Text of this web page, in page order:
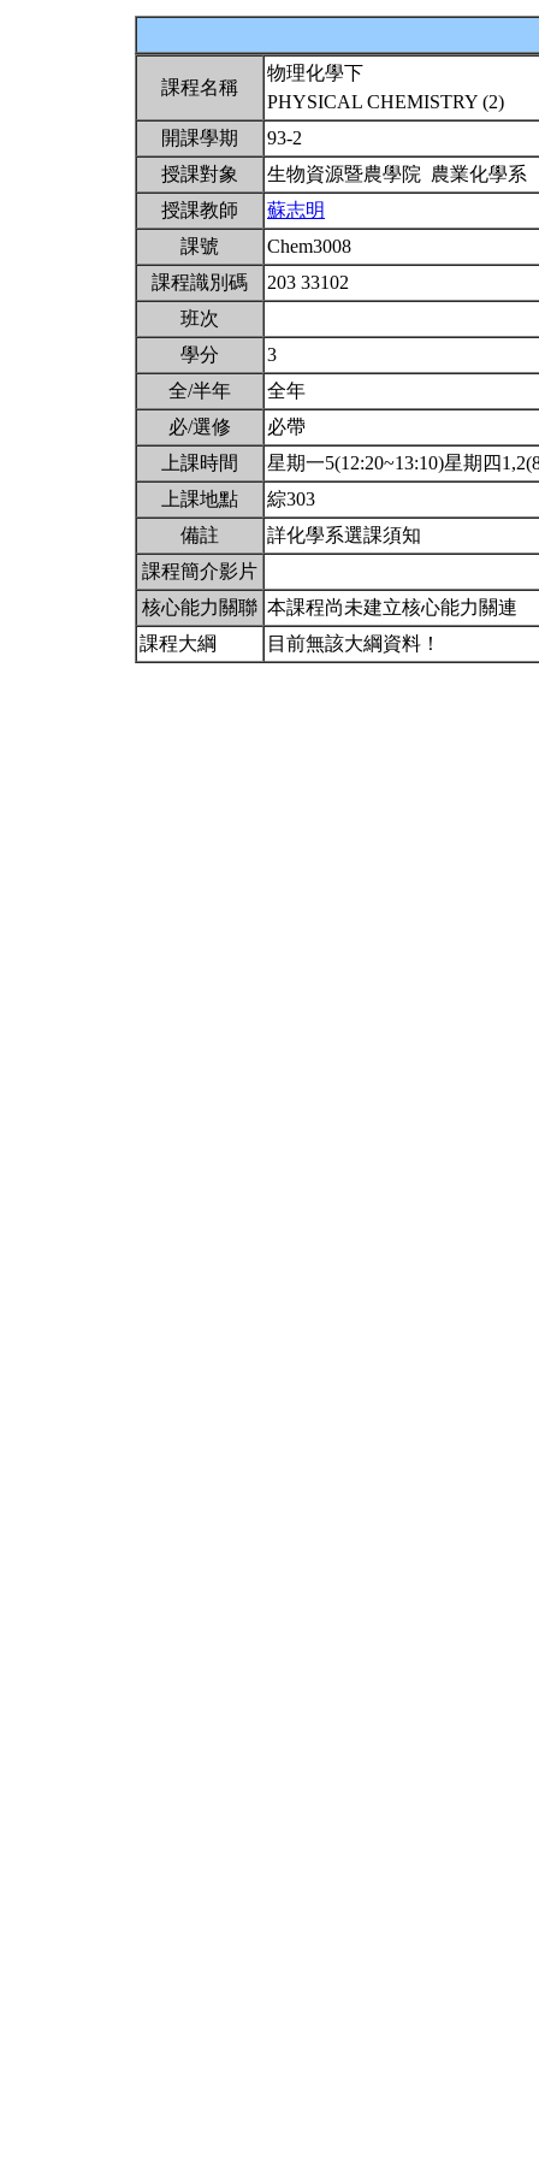
課程名稱
物理化學下
PHYSICAL CHEMISTRY (2)
開課學期
93-2
授課對象
生物資源暨農學院 農業化學系
授課教師
蘇志明
課號
Chem3008
課程識別碼
203 33102
班次
學分
3
全/半年
全年
必/選修
必帶
上課時間
星期一5(12:20~13:10)星期四
上課地點
綜303
備註
詳化學系選課須知
課程簡介影片
核心能力關聯 本課程尚未建立核心能力關連
課程大綱
目前無該大綱資料！